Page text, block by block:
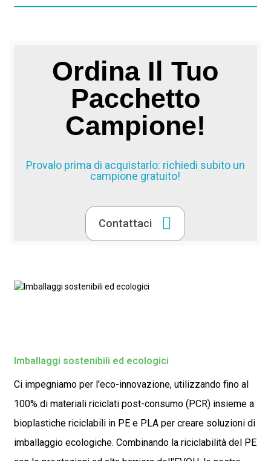
Ordina Il Tuo
Pacchetto
Campione!
Provalo prima di acquistarlo: richiedi subito un
campione gratuito!
Contattaci
Imballaggi sostenibili ed ecologici
Ci impegniamo per l'eco-innovazione, utilizzando fino al
100% di materiali riciclati post-consumo (PCR) insieme a
bioplastiche riciclabili in PE e PLA per creare soluzioni di
imballaggio ecologiche. Combinando la riciclabilità del PE